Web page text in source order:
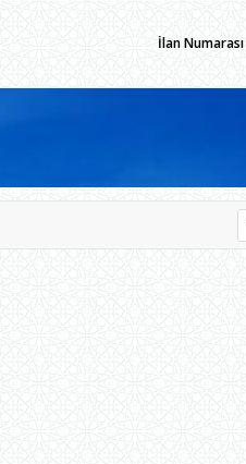
İlan Numarası